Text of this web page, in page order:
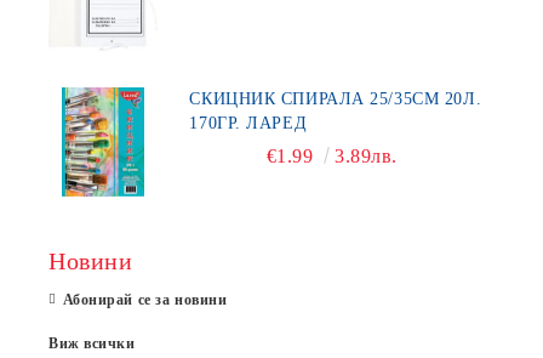
СКИЦНИК СПИРАЛА 25/35СМ 20Л.
170ГР. ЛАРЕД
€1.99 3.89лв.
Новини
Абонирай се за новини
Виж всички